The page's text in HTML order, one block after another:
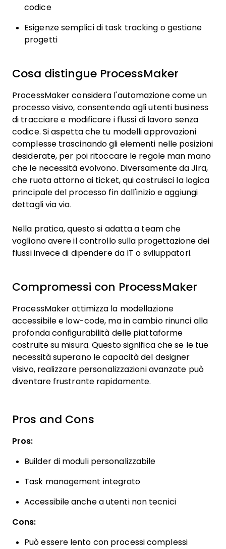
codice
Esigenze semplici di task tracking o gestione
progetti
Cosa distingue ProcessMaker
ProcessMaker considera l'automazione come un
processo visivo, consentendo agli utenti business
di tracciare e modificare i flussi di lavoro senza
codice. Si aspetta che tu modelli approvazioni
complesse trascinando gli elementi nelle posizioni
desiderate, per poi ritoccare le regole man mano
che le necessità evolvono. Diversamente da Jira,
che ruota attorno ai ticket, qui costruisci la logica
principale del processo fin dall'inizio e aggiungi
dettagli via via.
Nella pratica, questo si adatta a team che
vogliono avere il controllo sulla progettazione dei
flussi invece di dipendere da IT o sviluppatori.
Compromessi con ProcessMaker
ProcessMaker ottimizza la modellazione
accessibile e low-code, ma in cambio rinunci alla
profonda configurabilità delle piattaforme
costruite su misura. Questo significa che se le tue
necessità superano le capacità del designer
visivo, realizzare personalizzazioni avanzate può
diventare frustrante rapidamente.
Pros and Cons
Pros:
Builder di moduli personalizzabile
Task management integrato
Accessibile anche a utenti non tecnici
Cons:
Può essere lento con processi complessi